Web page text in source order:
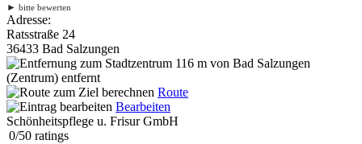
► bitte bewerten
Adresse:
Ratsstraße 24
36433 Bad Salzungen
116 m von Bad Salzungen
(Zentrum) entfernt
Route
Bearbeiten
Schönheitspflege u. Frisur GmbH
0/50 ratings